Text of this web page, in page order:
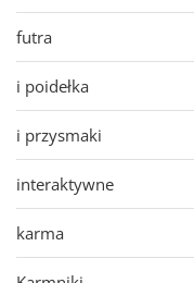
futra
i poidełka
i przysmaki
interaktywne
karma